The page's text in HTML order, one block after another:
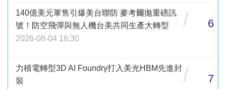
140億美元軍售引爆美台聯防 麥考爾拋重磅訊
號！防空飛彈與無人機台美共同生產大轉型
2026-08-04 16:30
/ 6
力積電轉型3D AI Foundry打入美光HBM先進封
裝
/ 7